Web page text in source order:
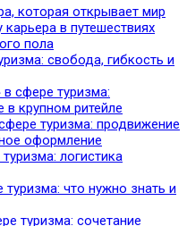
которая открывает мир
в путешествиях
пола
свобода, гибкость и
сфере туризма:
в крупном ритейле
туризма: продвижение
оформление
логистика
что нужно знать и
туризма: сочетание